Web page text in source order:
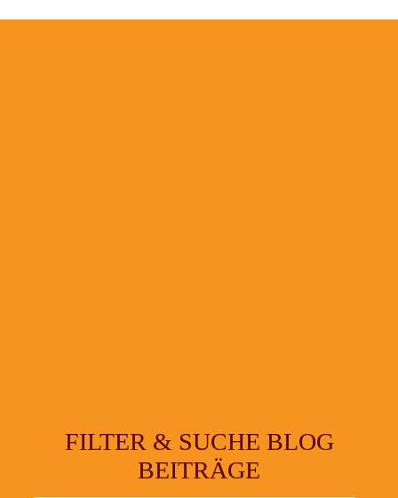
FILTER & SUCHE BLOG
BEITRÄGE